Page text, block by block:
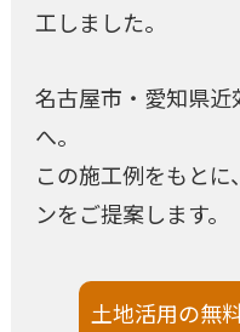
工しました。
名古屋市・愛知県
へ。
この施工例をもと
ンをご提案します。
土地活用の無